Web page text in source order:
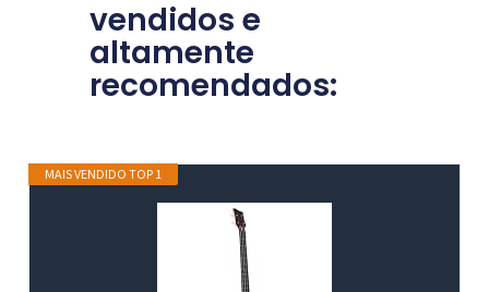
vendidos e
altamente
recomendados:
MAIS VENDIDO TOP 1